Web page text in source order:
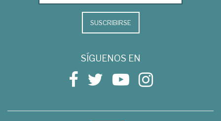
SUSCRIBIRSE
SÍGUENOS EN